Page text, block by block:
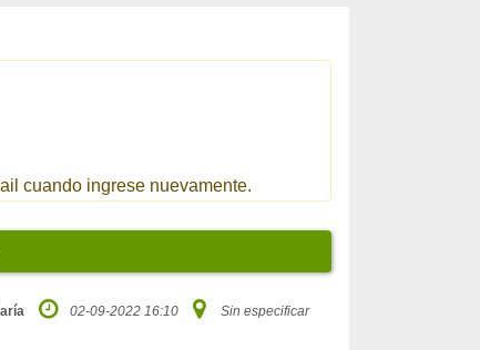
cuando ingrese nuevamente.
02-09-2022 16:10
Sin especificar